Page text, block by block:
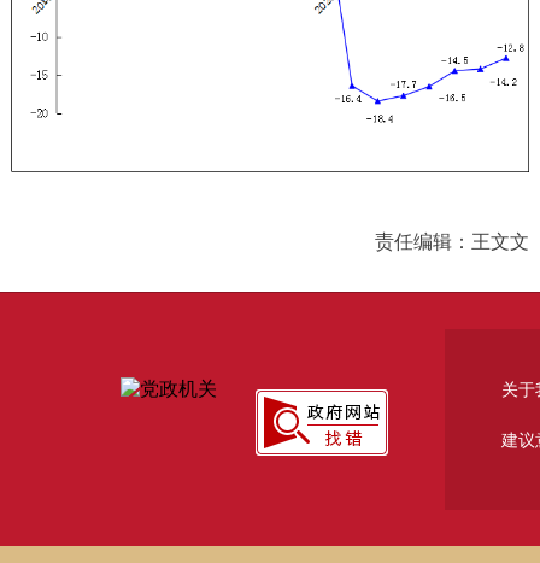
责任编辑：王文文
关于
建议